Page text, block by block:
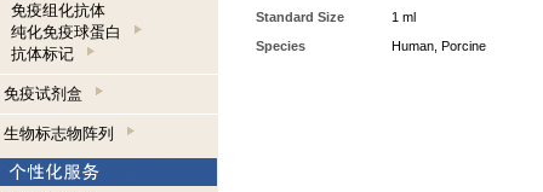
免疫组化抗体
纯化免疫球蛋白
抗体标记
免疫试剂盒
生物标志物阵列
Standard Size
1 ml
Species
Human, Porcine